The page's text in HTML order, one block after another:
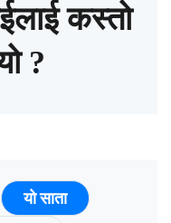
कस्तो
?
यो साता